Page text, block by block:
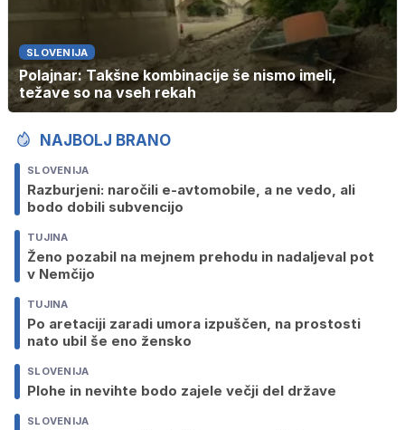
SLOVENIJA
Polajnar: Takšne kombinacije še nismo imeli,
težave so na vseh rekah
NAJBOLJ BRANO
SLOVENIJA
Razburjeni: naročili e-avtomobile, a ne vedo, ali
bodo dobili subvencijo
TUJINA
Ženo pozabil na mejnem prehodu in nadaljeval pot
v Nemčijo
TUJINA
Po aretaciji zaradi umora izpuščen, na prostosti
nato ubil še eno žensko
SLOVENIJA
Plohe in nevihte bodo zajele večji del države
SLOVENIJA